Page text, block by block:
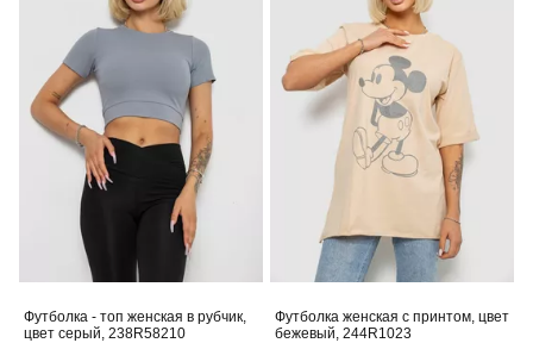
Футболка - топ женская в рубчик,
цвет серый, 238R58210
Футболка женская с принтом, цвет
бежевый, 244R1023